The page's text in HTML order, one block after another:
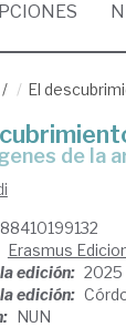
/ El
de la
Erasmus
edición: 2025
edición:
NUN